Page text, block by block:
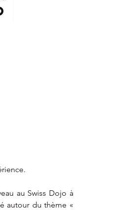
au Swiss Dojo à
autour du thème «